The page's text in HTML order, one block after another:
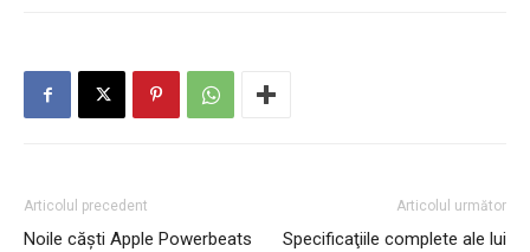
Articolul precedent
Noile căști Apple Powerbeats
Articolul următor
Specificaţiile complete ale lui